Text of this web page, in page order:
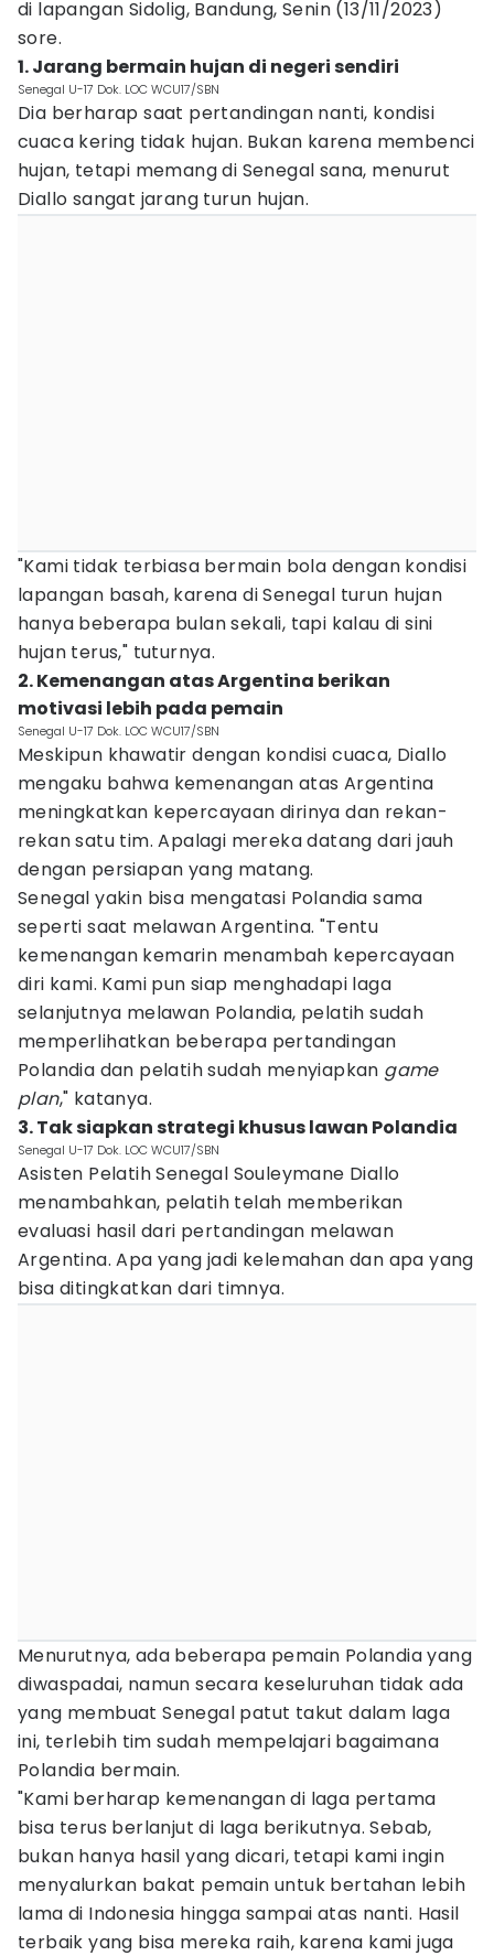
di lapangan Sidolig, Bandung, Senin (13/11/2023)
sore.
1. Jarang bermain hujan di negeri sendiri
Senegal U-17 Dok. LOC WCU17/SBN
Dia berharap saat pertandingan nanti, kondisi
cuaca kering tidak hujan. Bukan karena membenci
hujan, tetapi memang di Senegal sana, menurut
Diallo sangat jarang turun hujan.
"Kami tidak terbiasa bermain bola dengan kondisi
lapangan basah, karena di Senegal turun hujan
hanya beberapa bulan sekali, tapi kalau di sini
hujan terus," tuturnya.
2. Kemenangan atas Argentina berikan
motivasi lebih pada pemain
Senegal U-17 Dok. LOC WCU17/SBN
Meskipun khawatir dengan kondisi cuaca, Diallo
mengaku bahwa kemenangan atas Argentina
meningkatkan kepercayaan dirinya dan rekan-
rekan satu tim. Apalagi mereka datang dari jauh
dengan persiapan yang matang.
Senegal yakin bisa mengatasi Polandia sama
seperti saat melawan Argentina. "Tentu
kemenangan kemarin menambah kepercayaan
diri kami. Kami pun siap menghadapi laga
selanjutnya melawan Polandia, pelatih sudah
memperlihatkan beberapa pertandingan
Polandia dan pelatih sudah menyiapkan game
plan," katanya.
3. Tak siapkan strategi khusus lawan Polandia
Senegal U-17 Dok. LOC WCU17/SBN
Asisten Pelatih Senegal Souleymane Diallo
menambahkan, pelatih telah memberikan
evaluasi hasil dari pertandingan melawan
Argentina. Apa yang jadi kelemahan dan apa yang
bisa ditingkatkan dari timnya.
Menurutnya, ada beberapa pemain Polandia yang
diwaspadai, namun secara keseluruhan tidak ada
yang membuat Senegal patut takut dalam laga
ini, terlebih tim sudah mempelajari bagaimana
Polandia bermain.
"Kami berharap kemenangan di laga pertama
bisa terus berlanjut di laga berikutnya. Sebab,
bukan hanya hasil yang dicari, tetapi kami ingin
menyalurkan bakat pemain untuk bertahan lebih
lama di Indonesia hingga sampai atas nanti. Hasil
terbaik yang bisa mereka raih, karena kami juga